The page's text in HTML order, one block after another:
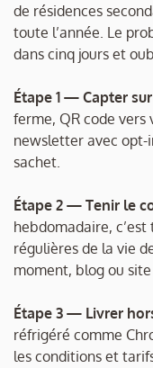
de résidences
toute l’année. Le
dans cinq jours et
Étape 1 — Capter
ferme, QR code
newsletter avec opt-
sachet.
Étape 2 — Tenir le
hebdomadaire,
régulières de la vie
moment, blog ou
Étape 3 — Livrer
réfrigéré comme
les conditions et